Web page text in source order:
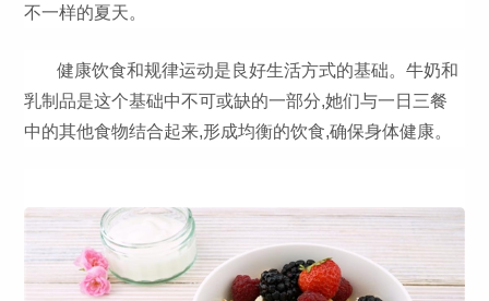
不一样的夏天。
健康饮食和规律运动是良好生活方式的基础。牛奶和
乳制品是这个基础中不可或缺的一部分,她们与一日三餐
中的其他食物结合起来,形成均衡的饮食,确保身体健康。